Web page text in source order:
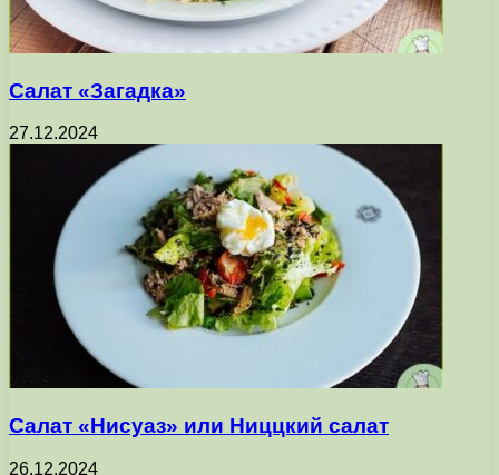
Салат «Загадка»
27.12.2024
Салат «Нисуаз» или Ниццкий салат
26.12.2024